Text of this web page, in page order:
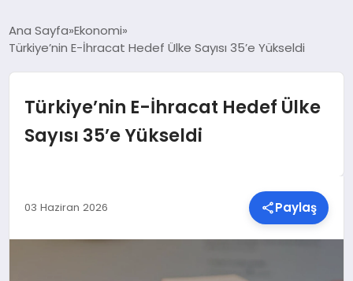
EKONOMI
GÜNDEM
MAGAZIN
Ana Sayfa Ekonomi
Türkiye’nin E-İhracat Hedef Ülke Sayısı 35’e Yükseldi
Türkiye’nin E-İhracat Hedef Ülke
Sayısı 35’e Yükseldi
03 Haziran 2026 Paylaş